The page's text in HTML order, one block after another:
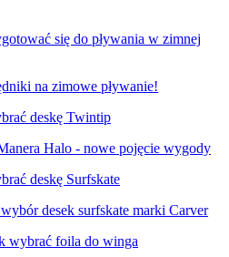
się do pływania w zimnej
na zimowe pływanie!
deskę Twintip
Halo - nowe pojęcie wygody
deskę Surfskate
desek surfskate marki Carver
wybrać foila do winga